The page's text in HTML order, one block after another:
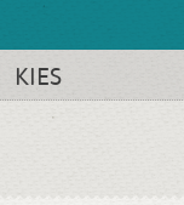
KIES